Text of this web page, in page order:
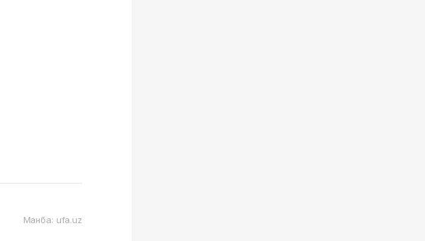
Манба: ufa.uz